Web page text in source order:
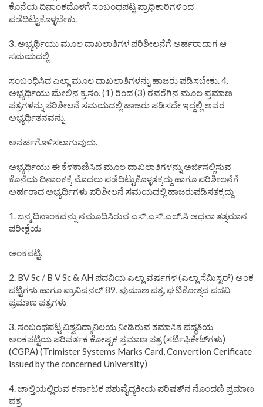
ಕೊನೆಯ ದಿನಾಂಕದೊಳಗೆ ಸಂಬಂಧಪಟ್ಟ ಪ್ರಾಧಿಕಾರಿಗಳಿಂದ
ಪಡೆದಿಟ್ಟುಕೊಳ್ಳಬೇಕು.
3. ಅಭ್ಯರ್ಥಿಯು ಮೂಲ ದಾಖಲಾತಿಗಳ ಪರಿಶೀಲನೆಗೆ ಅರ್ಹರಾದಾಗ ಆ
ಸಮಯದಲ್ಲಿ
ಸಂಬಂಧಿಸಿದ ಎಲ್ಲಾ ಮೂಲ ದಾಖಲಾತಿಗಳನ್ನು ಹಾಜರು ಪಡಿಸಬೇಕು. 4.
ಅಭ್ಯರ್ಥಿಯು ಮೇಲಿನ ಕ್ರ.ಸಂ. (1) ರಿಂದ (3) ರವರೆಗಿನ ಮೂಲ ಪ್ರಮಾಣ
ಪತ್ರಗಳನ್ನು ಪರಿಶೀಲನೆ ಸಮಯದಲ್ಲಿ ಹಾಜರು ಪಡಿಸದೇ ಇದ್ದಲ್ಲಿ ಅವರ
ಅಭ್ಯರ್ಥಿತನವನ್ನು
ಅನರ್ಹಗೊಳಿಸಲಾಗುವುದು.
ಅಭ್ಯರ್ಥಿಯು ಈ ಕೆಳಕಾಣಿಸಿದ ಮೂಲ ದಾಖಲಾತಿಗಳನ್ನು ಅರ್ಜಿಸಲ್ಲಿಸುವ
ಕೊನೆಯ ದಿನಾಂಕಕ್ಕೆ ಮೊದಲು ಪಡೆದಿಟ್ಟುಕೊಳ್ಳತಕ್ಕದ್ದು ಹಾಗೂ ಪರಿಶೀಲನೆಗೆ
ಅರ್ಹರಾದ ಅಭ್ಯರ್ಥಿಗಳು ಪರಿಶೀಲನೆ ಸಮಯದಲ್ಲಿ ಹಾಜರುಪಡಿಸತಕ್ಕದ್ದು
1. ಜನ್ಮ ದಿನಾಂಕವನ್ನು ನಮೂದಿಸಿರುವ ಎಸ್.ಎಸ್.ಎಲ್.ಸಿ ಅಥವಾ ತತ್ಸಮಾನ
ಪರೀಕ್ಷೆಯ
ಅಂಕಪಟ್ಟಿ.
2. BV Sc / B V Sc & AH ಪದವಿಯ ಎಲ್ಲಾ ವರ್ಷಗಳ (ಎಲ್ಲಾ ಸೆಮಿಸ್ಟರ್‌) ಅಂಕ
ಪಟ್ಟಿಗಳು ಹಾಗೂ ಪ್ರಾವಿಷನಲ್ 89, ಪುಮಾಣ ಪತ್ರ, ಘಟಿಕೋತ್ಸವ ಪದವಿ
ಪ್ರಮಾಣ ಪತ್ರಗಳು
3. ಸಂಬಂಧಪಟ್ಟ ವಿಶ್ವವಿದ್ಯಾನಿಲಯ ನೀಡಿರುವ ತಮಾಸಿಕ ಪದ್ಧತಿಯ
ಅಂಕಪಟ್ಟಿಯ ಪರಿವರ್ತಕ ಕೋಷ್ಟಕ ಪ್ರಮಾಣ ಪತ್ರ (ಸರ್ಟಿಫಿಕೇಟ್‌ಗಳು)
(CGPA) (Trimister Systems Marks Card, Convertion Cerificate
issued by the concerned University)
4. ಚಾಲ್ತಿಯಲ್ಲಿರುವ ಕರ್ನಾಟಕ ಪಶುವೈದ್ಯಕೀಯ ಪರಿಷತ್‌ನ ನೊಂದಣಿ ಪ್ರಮಾಣ
ಪತ್ರ